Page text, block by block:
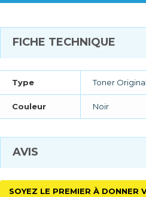
FICHE TECHNIQUE
Type Toner Original
Couleur Noir
AVIS
SOYEZ LE PREMIER À DONNER